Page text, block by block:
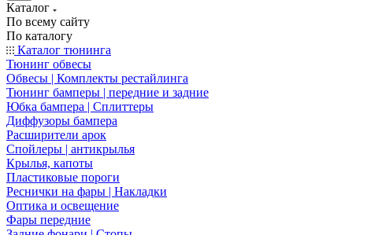
Каталог
По всему сайту
По каталогу
Каталог тюнинга
Тюнинг обвесы
Обвесы | Комплекты рестайлинга
Тюнинг бамперы | передние и задние
Юбка бампера | Сплиттеры
Диффузоры бампера
Расширители арок
Спойлеры | антикрылья
Крылья, капоты
Пластиковые пороги
Реснички на фары | Накладки
Оптика и освещение
Фары передние